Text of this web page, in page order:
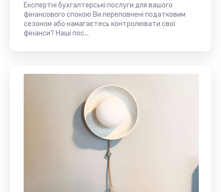
Експертні бухгалтерські послуги для вашого
фінансового спокою Ви переповнені податковим
сезоном або намагаєтесь контролювати свої
фінанси? Наші пос...